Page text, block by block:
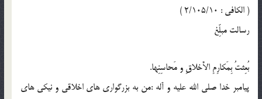
( الكافي : 2/105/10 )
رسالت مبلِّغ
بُعِثتُ بِمَكارِمِ الأَخلاقِ و مَحاسِنِها.
پيامبر خدا صلى الله عليه و آله :من به بزرگوارى هاى اخلاقى و نيكى هاى